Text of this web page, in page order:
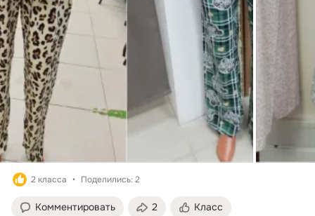
2 класса Поделились: 2
Комментировать 2 Класс